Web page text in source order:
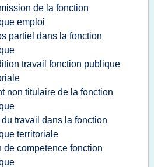
de la fonction
emploi
partiel dans la fonction
travail fonction publique
non titulaire de la fonction
travail dans la fonction
territoriale
de competence fonction